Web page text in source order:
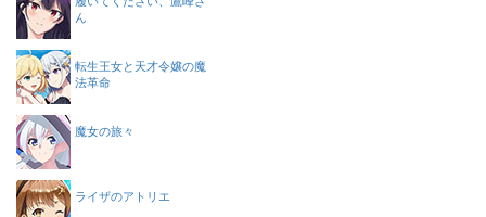
ん
転生王女と天才令嬢の魔
法革命
魔女の旅々
ライザのアトリエ